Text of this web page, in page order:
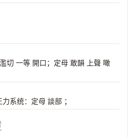
切 一等 開口；定母 敢韻 上聲 噉
系统：定母 談部 ；